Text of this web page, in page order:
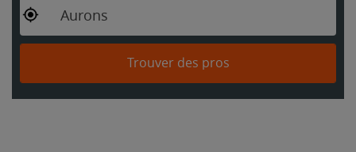
Aurons
Trouver des pros